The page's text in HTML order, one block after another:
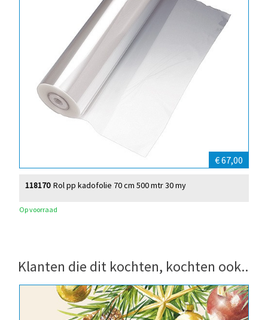
€ 67,00
Rol pp kadofolie 70 cm 500 mtr 30 my
118170
Op voorraad
Klanten die dit kochten, kochten ook..